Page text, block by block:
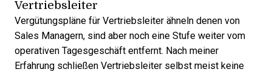
Vertriebsleiter
Vergütungspläne für Vertriebsleiter ähneln denen von
Sales Managern, sind aber noch eine Stufe weiter vom
operativen Tagesgeschäft entfernt. Nach meiner
Erfahrung schließen Vertriebsleiter selbst meist keine